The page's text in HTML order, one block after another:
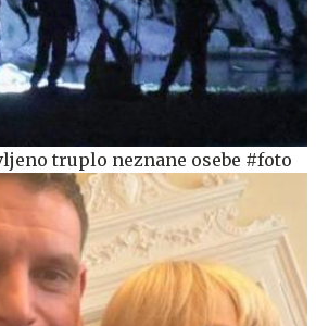
truplo neznane osebe #foto